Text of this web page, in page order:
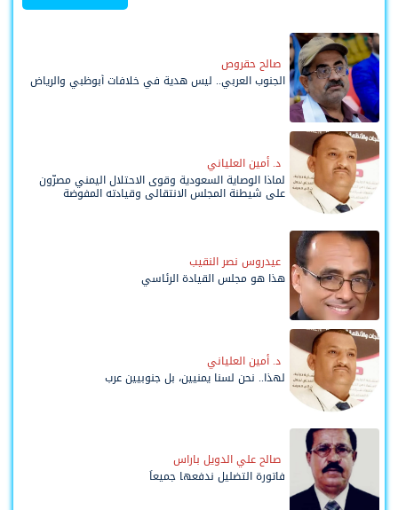
صالح حقروص
الجنوب العربي.. ليس هدية في خلافات أبوظبي والرياض
د. أمين العلياني
لماذا الوصاية السعودية وقوى الاحتلال اليمني مصرّون
على شيطنة المجلس الانتقالي وقيادته المفوضة
عيدروس نصر النقيب
هذا هو مجلس القيادة الرئاسي
د. أمين العلياني
لهذا.. نحن لسنا يمنيين، بل جنوبيين عرب
صالح علي الدويل باراس
فاتورة التضليل ندفعها جميعاً